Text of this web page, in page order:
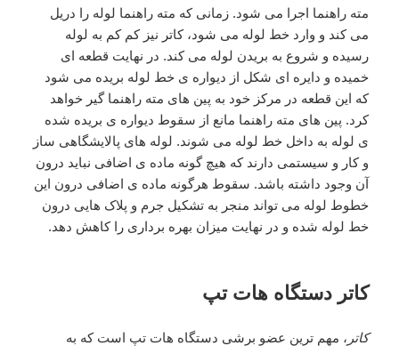
مته راهنما اجرا می شود. زمانی که مته راهنما لوله را دریل
می کند و وارد خط لوله می شود، کاتر نیز کم کم به لوله
رسیده و شروع به بریدن لوله می کند. در نهایت قطعه ای
خمیده و دایره ای شکل از دیواره ی خط لوله بریده می شود
که این قطعه در مرکز خود به پین های مته راهنما گیر خواهد
کرد. پین های مته راهنما مانع از سقوط دیواره ی بریده شده
ی لوله به داخل خط لوله می شوند. لوله های پالایشگاهی ساز
و کار و سیستمی دارند که هیچ گونه ماده ی اضافی نباید درون
آن وجود داشته باشد. سقوط هرگونه ماده ی اضافی درون این
خطوط لوله می تواند منجر به تشکیل جرم و پلاک هایی درون
خط لوله شده و در نهایت میزان بهره برداری را کاهش دهد.
کاتر دستگاه هات تپ
کاتر ، مهم ترین عضو برشی دستگاه هات تپ است که به